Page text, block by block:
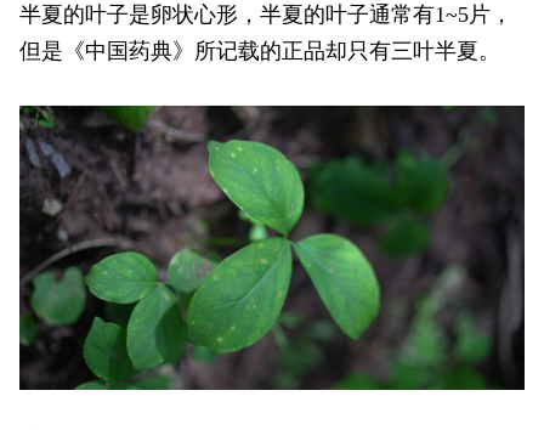
半夏的叶子是卵状心形，半夏的叶子通常有1~5片，
但是《中国药典》所记载的正品却只有三叶半夏。